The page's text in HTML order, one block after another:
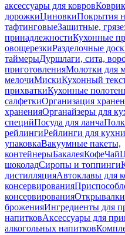
аксессуары для ковров
дорожкиЦиновкиПокрытия
тафтинговыеЗащитные,
принадлежностиКухонные
овощерезкиРазделочные
таймерыДуршлаги, сита,
приготовленияМолотки для
мелочиМискиКухонный
прихваткиКухонные
салфеткиОрганизация
храненияОрганайзеры для
специйПосуда для ланча
рейлингиРейлинги для кухни
упаковкаВакуумные пакеты,
контейнерыБакалеяКофеЧай
шоколадСиропы и топпинги
дистилляцияАвтоклавы для
консервирования
консервированияОткрывалки
броженияИнгредиенты для
напитковАксессуары для
алкогольных напитков